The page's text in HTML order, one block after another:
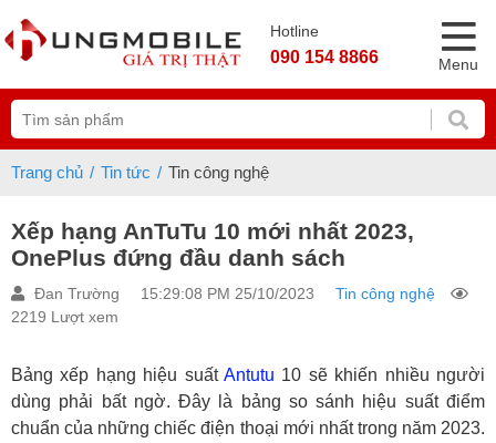
Hotline
090 154 8866 Menu
Trang chủ Tin tức Tin công nghệ
Xếp hạng AnTuTu 10 mới nhất 2023,
OnePlus đứng đầu danh sách
Đan Trường 15:29:08 PM 25/10/2023
Tin công nghệ
2219 Lượt xem
Bảng xếp hạng hiệu suất Antutu 10 sẽ khiến nhiều người
dùng phải bất ngờ. Đây là bảng so sánh hiệu suất điểm
chuẩn của những chiếc điện thoại mới nhất trong năm 2023.